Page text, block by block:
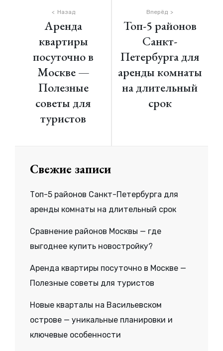
Навигация
записям
Назад
Аренда
квартиры
посуточно в
Москве —
Полезные
советы для
туристов
Вперёд
Топ-5 районов
Санкт-
Петербурга для
аренды комнаты
на длительный
срок
Свежие записи
Топ-5 районов Санкт-Петербурга для
аренды комнаты на длительный срок
Сравнение районов Москвы — где
выгоднее купить новостройку?
Аренда квартиры посуточно в Москве —
Полезные советы для туристов
Новые кварталы на Васильевском
острове — уникальные планировки и
ключевые особенности